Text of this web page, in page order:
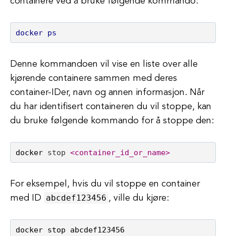
docker ps
Denne kommandoen vil vise en liste over alle
kjørende containere sammen med deres
container-IDer, navn og annen informasjon. Når
du har identifisert containeren du vil stoppe, kan
du bruke følgende kommando for å stoppe den:
docker stop <container_id_or_name>
For eksempel, hvis du vil stoppe en container
med ID
abcdef123456 , ville du kjøre: